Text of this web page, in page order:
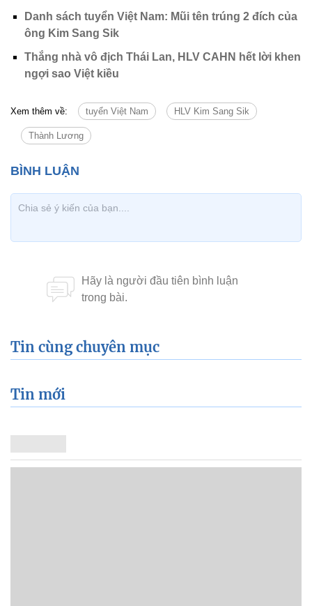
Danh sách tuyển Việt Nam: Mũi tên trúng 2 đích của
ông Kim Sang Sik
Thắng nhà vô địch Thái Lan, HLV CAHN hết lời khen
ngợi sao Việt kiều
Xem thêm về: tuyển Việt Nam HLV Kim Sang Sik
Thành Lương
Tin cùng chuyên mục
Tin mới